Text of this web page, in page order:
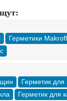
в магазин
Герметики
Герметик для
Герметик для